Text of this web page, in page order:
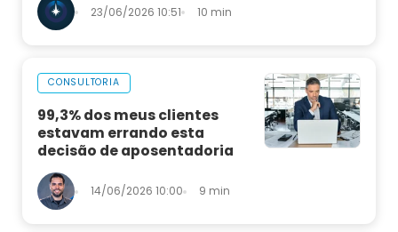
23/06/2026 10:51 10 min
CONSULTORIA
99,3% dos meus clientes
estavam errando esta
decisão de aposentadoria
14/06/2026 10:00 9 min